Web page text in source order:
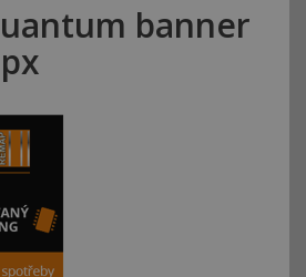
banner